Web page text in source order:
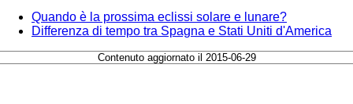
Quando è la prossima eclissi solare e lunare?
Differenza di tempo tra Spagna e Stati Uniti d'America
Contenuto aggiornato il 2015-06-29